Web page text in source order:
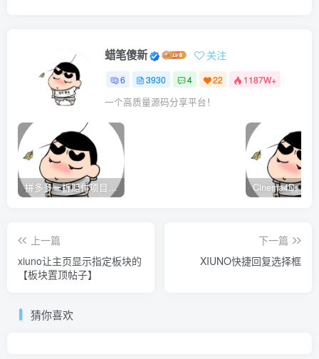
蜡笔傻新 关注
6 3930 4 22 1187W+
一个高质量源码分享平台！
拼多多一折赔付项目是怎么操作的？
上一篇
xiuno让主页显示指定板块的
【板块置顶帖子】
下一篇
XIUNO快捷回复选择框
猜你喜欢